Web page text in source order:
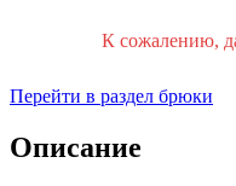
К сожалению,
Перейти в раздел брюки
Описание